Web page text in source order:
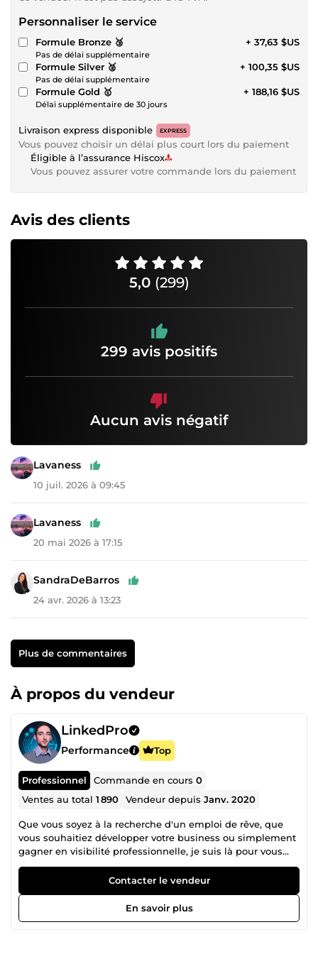
Personnaliser le service
Formule Bronze 🥉
Pas de délai supplémentaire
+ 37,63 $US
Formule Silver 🥈
Pas de délai supplémentaire
+ 100,35 $US
Formule Gold 🥇
Délai supplémentaire de 30 jours
+ 188,16 $US
Livraison express disponible EXPRESS
Vous pouvez choisir un délai plus court lors du paiement
Éligible à l’assurance Hiscox
Vous pouvez assurer votre commande lors du paiement
Avis des clients
5,0 (299)
299 avis positifs
Aucun avis négatif
Lavaness
10 juil. 2026 à 09:45
Lavaness
20 mai 2026 à 17:15
SandraDeBarros
24 avr. 2026 à 13:23
Plus de commentaires
À propos du vendeur
LinkedPro
Performance Top
Professionnel Commande en cours0
Ventes au total1 890 Vendeur depuisJanv. 2020
Que vous soyez à la recherche d'un emploi de rêve, que
vous souhaitiez développer votre business ou simplement
gagner en visibilité professionnelle, je suis là pour vous
aider à atteindre vos objectifs sur LinkedIn, en 2026. Avec
25 320 abonnés actifs et plus de 12 ans d'expérience en
tant que commercial dans différents secteurs, je sais ce
qui fonctionne et ce qui ne fonctionne pas sur LinkedIn.
Ma mission est simple : vous faire atteindre vos objectifs
Contacter le vendeur
En savoir plus